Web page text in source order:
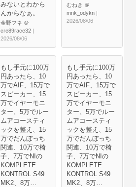
みないとわから
んからなぁ。
金野フネ ＠
cre89race32|
2026/08/06
むねき ＠
mnk_odykn |
2026/08/06
もし手元に100万
円あったら、10
万でAIF、15万で
スピーカー、15
万でイヤーモニ
ター、5万でルー
ムアコースティ
ックを整え、15
万でだんぼっち
関連、10万で椅
子、7万でNIの
KOMPLETE
KONTROL S49
MK2、8万…
もし手元に100万
円あったら、10
万でAIF、15万で
スピーカー、15
万でイヤーモニ
ター、5万でルー
ムアコースティ
ックを整え、15
万でだんぼっち
関連、10万で椅
子、7万でNIの
KOMPLETE
KONTROL S49
MK2、8万…